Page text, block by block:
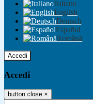
Italiano
English
Deutsch
Español
Română
Accedi
Accedi
button close ×